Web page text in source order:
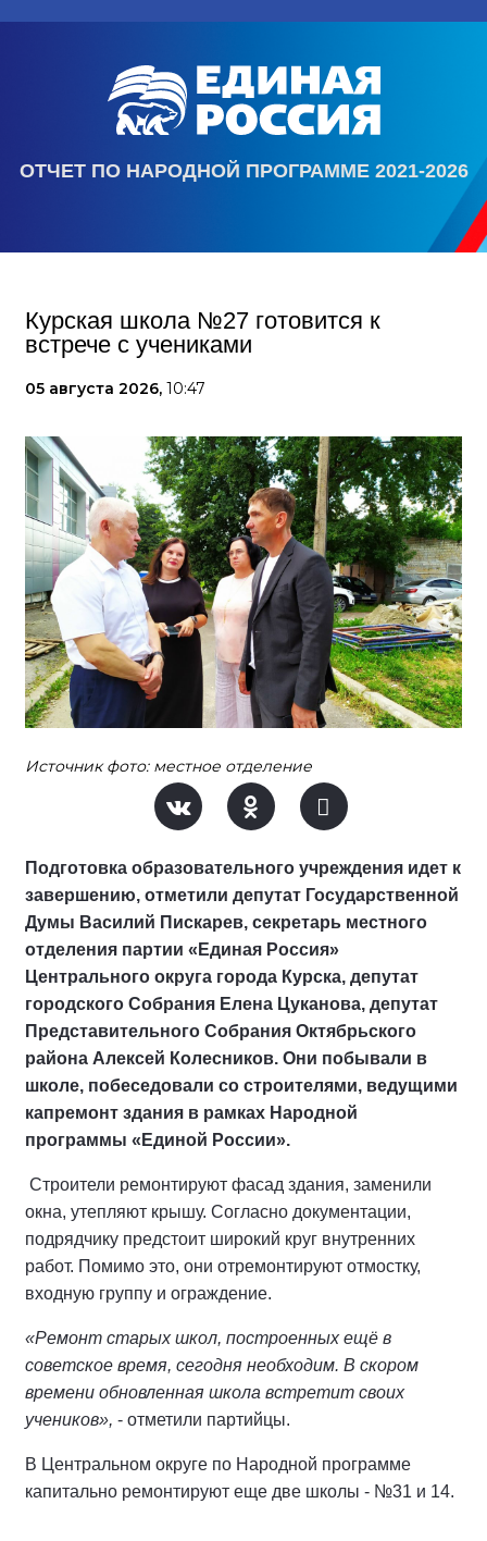
ОТЧЕТ ПО НАРОДНОЙ ПРОГРАММЕ 2021-2026
Курская школа №27 готовится к
встрече с учениками
05 августа 2026, 10:47
Источник фото: местное отделение
Подготовка образовательного учреждения идет к
завершению, отметили депутат Государственной
Думы Василий Пискарев, секретарь местного
отделения партии «Единая Россия»
Центрального округа города Курска, депутат
городского Собрания Елена Цуканова, депутат
Представительного Собрания Октябрьского
района Алексей Колесников. Они побывали в
школе, побеседовали со строителями, ведущими
капремонт здания в рамках Народной
программы «Единой России».
Строители ремонтируют фасад здания, заменили
окна, утепляют крышу. Согласно документации,
подрядчику предстоит широкий круг внутренних
работ. Помимо это, они отремонтируют отмостку,
входную группу и ограждение.
«Ремонт старых школ, построенных ещё в
советское время, сегодня необходим. В скором
времени обновленная школа встретит своих
учеников», - отметили партийцы.
В Центральном округе по Народной программе
капитально ремонтируют еще две школы - №31 и 14.